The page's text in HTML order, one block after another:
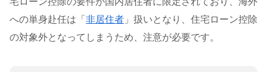
への単身赴任は「 非居住者 」扱いとなり、住宅ローン控除
の対象外となってしまうため、注意が必要です。